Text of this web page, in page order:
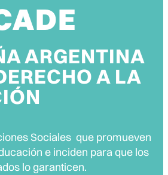
ARGENTINA
A LA
Sociales que promueven
e inciden para que los
lo garanticen.️